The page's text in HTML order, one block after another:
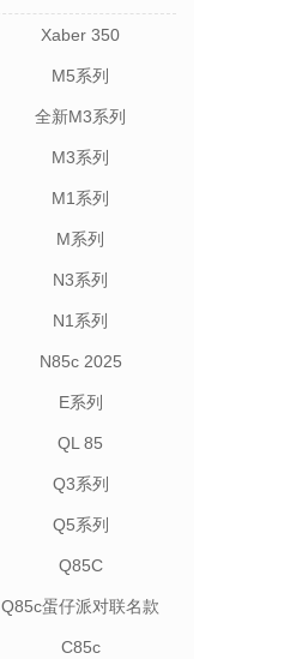
Xaber 350
M5系列
全新M3系列
M3系列
M1系列
M系列
N3系列
N1系列
N85c 2025
E系列
QL 85
Q3系列
Q5系列
Q85C
Q85c蛋仔派对联名款
C85c